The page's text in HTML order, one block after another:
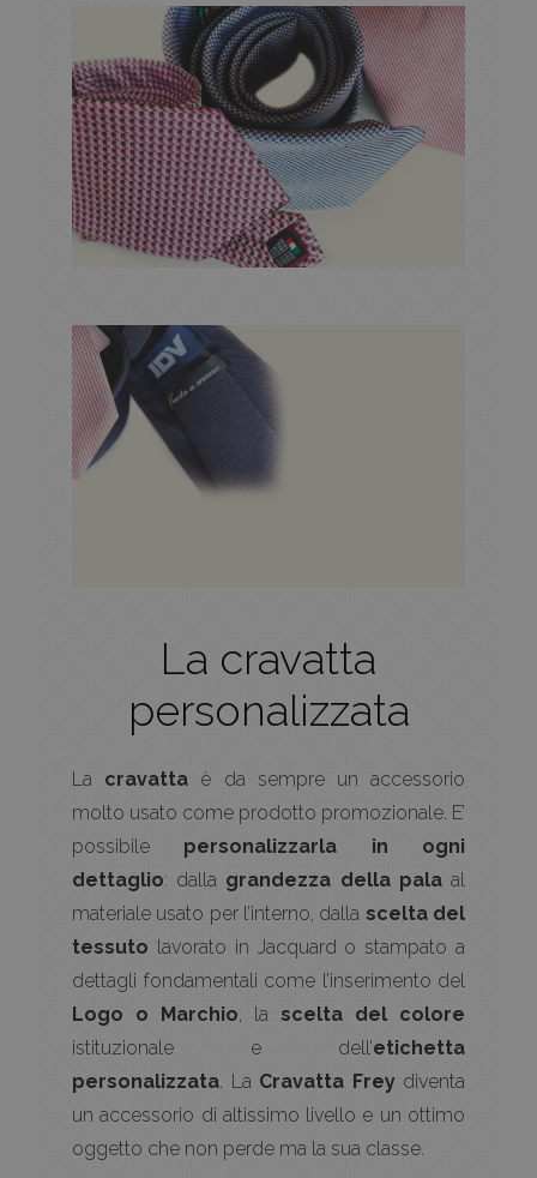
La cravatta
personalizzata
La cravatta è da sempre un accessorio
molto usato come prodotto promozionale. E’
possibile personalizzarla in ogni
dettaglio: dalla grandezza della palaal
materiale usato per l’interno, dalla scelta del
tessuto lavorato in Jacquard o stampato a
dettagli fondamentali come l’inserimento del
Logo o Marchio, la scelta del colore
istituzionale e dell’etichetta
personalizzata. La Cravatta Freydiventa
un accessorio di altissimo livello e un ottimo
oggetto che non perde ma la sua classe.